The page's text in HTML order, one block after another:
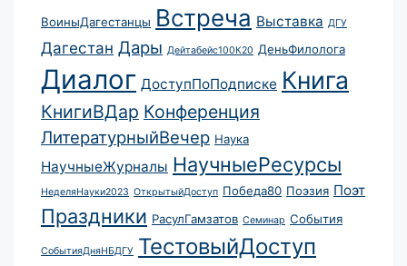
ВоиныДагестанцы Встреча Выставка ДГУ
Дагестан Дары Дейтабейс100К20 ДеньФилолога
Диалог ДоступПоПодписке Книга
КнигиВДар Конференция
ЛитературныйВечер Наука
НаучныеЖурналы НаучныеРесурсы
НеделяНауки2023 ОткрытыйДоступ Победа80 Поэзия Поэт
Праздники РасулГамзатов Семинар События
СобытияДняНБДГУ ТестовыйДоступ